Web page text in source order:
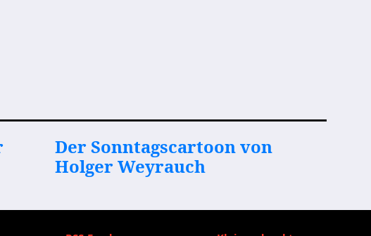
Der Sonntagscartoon von
Holger Weyrauch